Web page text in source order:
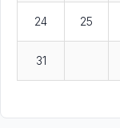
24 25
31